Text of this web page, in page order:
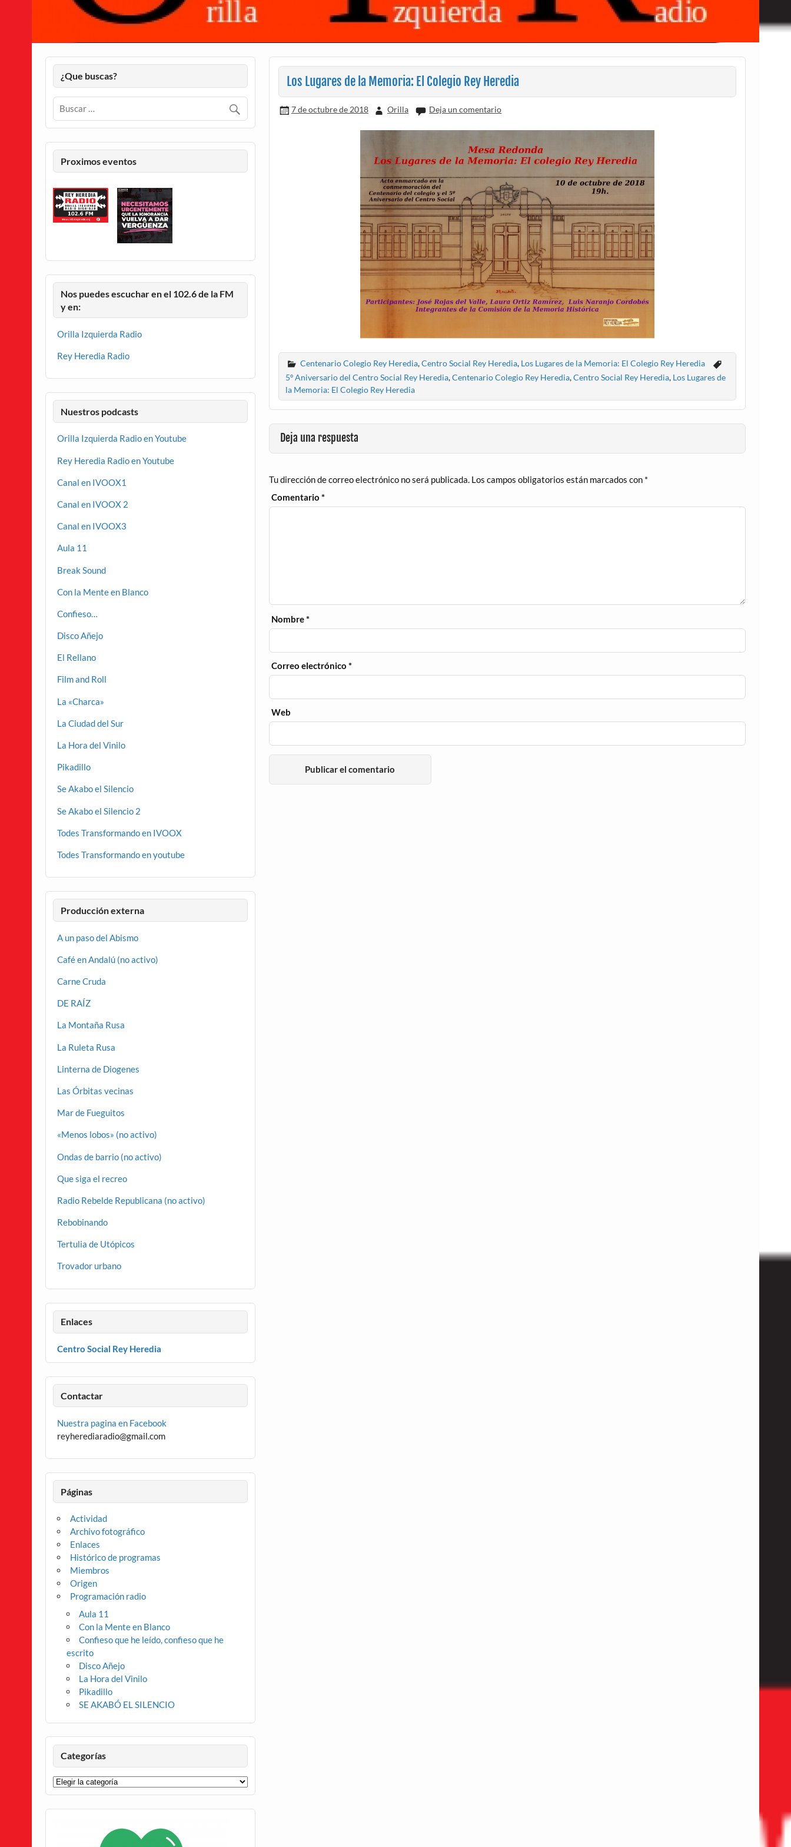
Los Lugares de la Memoria: El Colegio Rey Heredia
7 de octubre de 2018 Orilla Deja un comentario
Centenario Colegio Rey Heredia,Centro Social Rey Heredia, Los Lugares de la Memoria: El Colegio Rey Heredia
5º Aniversario del Centro Social Rey Heredia ,Centenario Colegio Rey Heredia ,Centro Social Rey Heredia Los Lugares de
la Memoria: El Colegio Rey Heredia
Deja una respuesta
Tu dirección de correo electrónico no será publicada. Los campos obligatorios están marcados con *
Comentario*
Nombre*
Correo electrónico*
Web
¿Que buscas?
Proximos eventos
Nos puedes escuchar en el 102.6 de la FM
y en:
Orilla Izquierda Radio
Rey Heredia Radio
Nuestros podcasts
Orilla Izquierda Radio en Youtube
Rey Heredia Radio en Youtube
Canal en IVOOX1
Canal en IVOOX 2
Canal en IVOOX3
Aula 11
Break Sound
Con la Mente en Blanco
Confieso…
Disco Añejo
El Rellano
Film and Roll
La «Charca»
La Ciudad del Sur
La Hora del Vinilo
Pikadillo
Se Akabo el Silencio
Se Akabo el Silencio 2
Todes Transformando en IVOOX
Todes Transformando en youtube
Producción externa
A un paso del Abismo
Café en Andalú (no activo)
Carne Cruda
DE RAÍZ
La Montaña Rusa
La Ruleta Rusa
Linterna de Diogenes
Las Órbitas vecinas
Mar de Fueguitos
«Menos lobos» (no activo)
Ondas de barrio (no activo)
Que siga el recreo
Radio Rebelde Republicana (no activo)
Rebobinando
Tertulia de Utópicos
Trovador urbano
Enlaces
Centro Social Rey Heredia
Contactar
Nuestra pagina en Facebook
reyherediaradio@gmail.com
Páginas
Actividad
Archivo fotográfico
Enlaces
Histórico de programas
Miembros
Origen
Programación radio
Aula 11
Con la Mente en Blanco
Confieso que he leído, confieso que he
escrito
Disco Añejo
La Hora del Vinilo
Pikadillo
SE AKABÓ EL SILENCIO
Categorías
Categorías